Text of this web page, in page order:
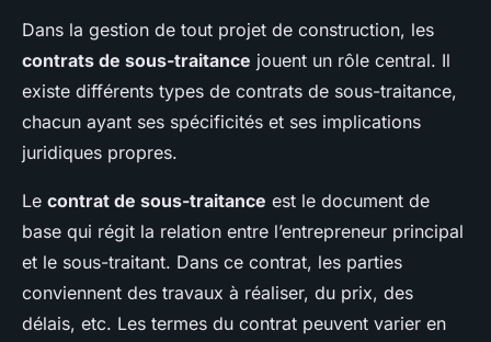
Dans la gestion de tout projet de construction, les
contrats de sous-traitance jouent un rôle central. Il
existe différents types de contrats de sous-traitance,
chacun ayant ses spécificités et ses implications
juridiques propres.
Le contrat de sous-traitance est le document de
base qui régit la relation entre l’entrepreneur principal
et le sous-traitant. Dans ce contrat, les parties
conviennent des travaux à réaliser, du prix, des
délais, etc. Les termes du contrat peuvent varier en